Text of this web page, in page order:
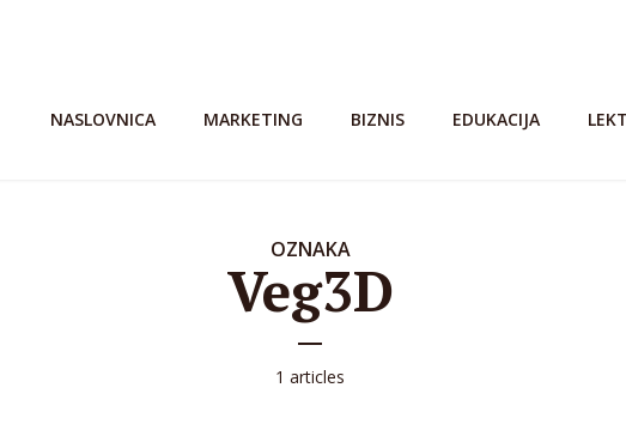
NASLOVNICA MARKETING BIZNIS EDUKACIJA
OZNAKA
Veg3D
1 articles